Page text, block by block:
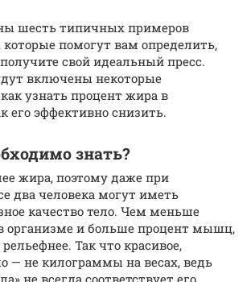
шесть типичных примеров
которые помогут вам определить,
свой идеальный пресс.
включены некоторые
узнать процент жира в
его эффективно снизить.
знать?
жира, поэтому даже при
два человека могут иметь
качество тело. Чем меньше
организме и больше процент мышц,
Так что красивое,
— не килограммы на весах, ведь